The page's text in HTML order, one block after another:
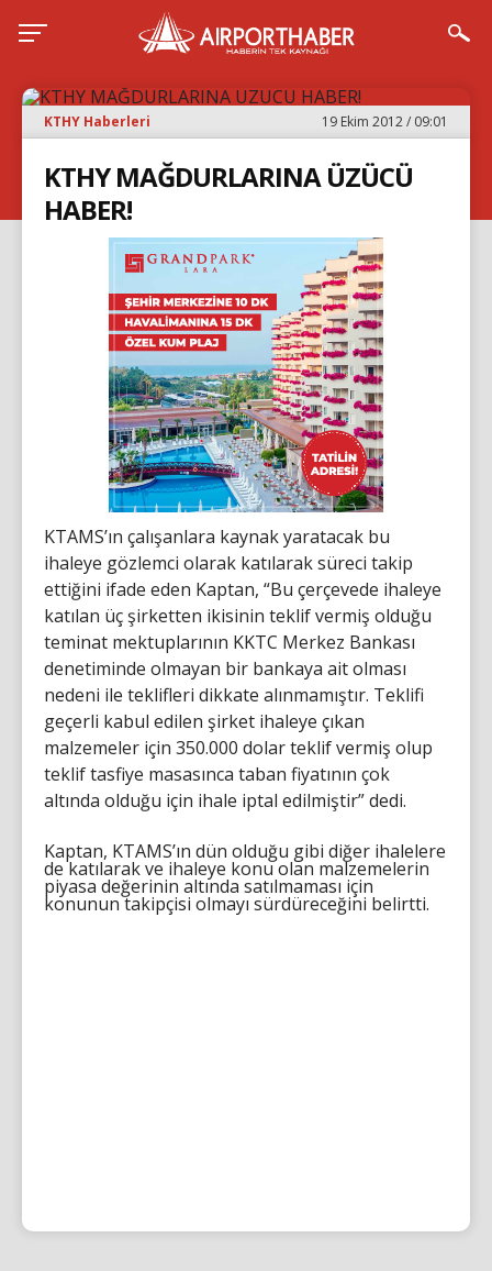
KTHY Haberleri 19 Ekim 2012 / 09:01
KTHY MAĞDURLARINA ÜZÜCÜ
HABER!
KTAMS’ın çalışanlara kaynak yaratacak bu
ihaleye gözlemci olarak katılarak süreci takip
ettiğini ifade eden Kaptan, “Bu çerçevede ihaleye
katılan üç şirketten ikisinin teklif vermiş olduğu
teminat mektuplarının KKTC Merkez Bankası
denetiminde olmayan bir bankaya ait olması
nedeni ile teklifleri dikkate alınmamıştır. Teklifi
geçerli kabul edilen şirket ihaleye çıkan
malzemeler için 350.000 dolar teklif vermiş olup
teklif tasfiye masasınca taban fiyatının çok
altında olduğu için ihale iptal edilmiştir” dedi.
Kaptan, KTAMS’ın dün olduğu gibi diğer ihalelere
de katılarak ve ihaleye konu olan malzemelerin
piyasa değerinin altında satılmaması için
konunun takipçisi olmayı sürdüreceğini belirtti.